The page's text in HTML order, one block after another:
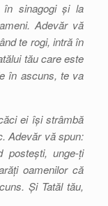
sinagogi și la
Adevăr vă
te rogi, intră în
tău care este
în ascuns, te va
ei își strâmbă
Adevăr vă spun:
postești, unge-ți
oamenilor că
Și Tatăl tău,